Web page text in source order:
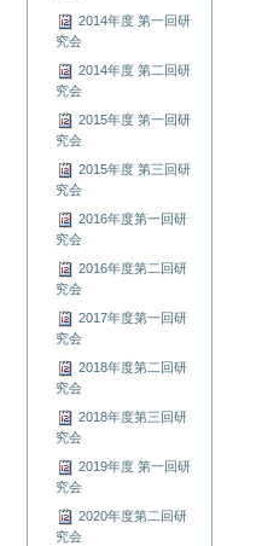
2014年度 第一回研
究会
2014年度 第二回研
究会
2015年度 第一回研
究会
2015年度 第三回研
究会
2016年度第一回研
究会
2016年度第二回研
究会
2017年度第一回研
究会
2018年度第二回研
究会
2018年度第三回研
究会
2019年度 第一回研
究会
2020年度第二回研
究会